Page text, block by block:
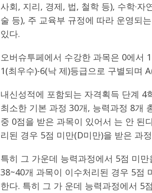
사회, 지리, 경제, 법, 철학 등), 수학·
술 등), 주 교육부 규정에 따라 운영되
있다.
오버슈투페에서 수강한 과목은 0에서
1(최우수)-6(낙 제)등급으로 구별되며
내신성적에 포함되는 자격획득 단계 4
최소한 기본 과정 30개, 능력과정 8개
중 0점을 받은 과목이 있어서 는 안 된
리된 경우 5점 미만(D미만)을 받은 과
특히 그 가운데 능력과정에서 5점 미
38~40개 과목이 이수처리된 경우 5점
한다. 특히 그 가 운데 능력과정에서 5